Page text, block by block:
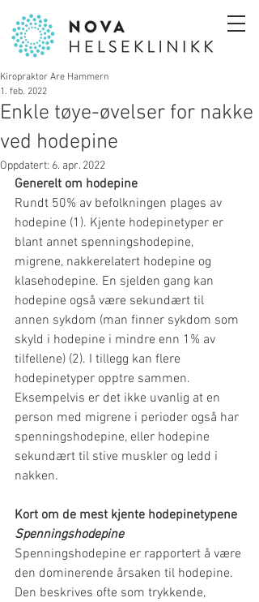
Enkle tøye-øvelser for nakke
ved hodepine
Kiropraktor Are Hammern
1. feb. 2022
Oppdatert: 6. apr. 2022
Generelt om hodepine
Rundt 50% av befolkningen plages av
hodepine (1). Kjente hodepinetyper er
blant annet spenningshodepine,
migrene, nakkerelatert hodepine og
klasehodepine. En sjelden gang kan
hodepine også være sekundært til
annen sykdom (man finner sykdom som
skyld i hodepine i mindre enn 1% av
tilfellene) (2). I tillegg kan flere
hodepinetyper opptre sammen.
Eksempelvis er det ikke uvanlig at en
person med migrene i perioder også har
spenningshodepine, eller hodepine
sekundært til stive muskler og ledd i
nakken.
Kort om de mest kjente hodepinetypene
Spenningshodepine
Spenningshodepine er rapportert å være
den dominerende årsaken til hodepine.
Den beskrives ofte som trykkende,